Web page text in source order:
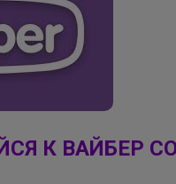
К ВАЙБЕР